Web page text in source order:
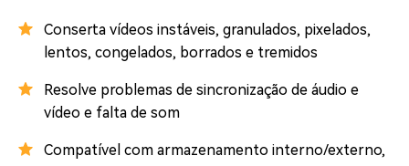
Conserta vídeos instáveis, granulados, pixelados,
lentos, congelados, borrados e tremidos
Resolve problemas de sincronização de áudio e
vídeo e falta de som
Compatível com armazenamento interno/externo,